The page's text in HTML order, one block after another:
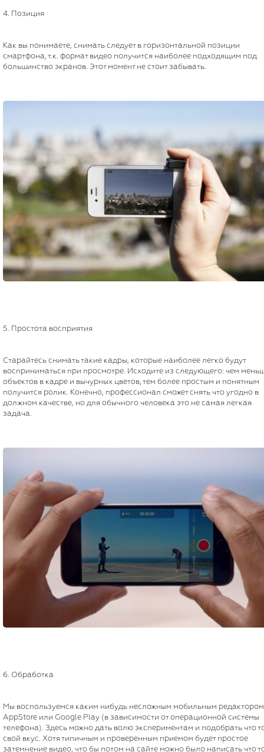
4. Позиция
Как вы понимаете, снимать следует в горизонтальной позиции
смартфона, т.к. формат видео получится наиболее подходящим под
большинство экранов. Этот момент не стоит забывать.
5. Простота восприятия
Старайтесь снимать такие кадры, которые наиболее легко будут
восприниматься при просмотре. Исходите из следующего: чем
объектов в кадре и вычурных цветов, тем более простым и понятным
получится ролик. Конечно, профессионал сможет снять что угодно в
должном качестве, но для обычного человека это не самая легкая
задача.
6. Обработка
Мы воспользуемся каким нибудь несложным мобильным
AppStore или Google Play (в зависимости от операционной системы
телефона). Здесь можно дать волю экспериментам и подобрать что
свой вкус. Хотя типичным и проверенным приемом будет простое
затемнение видео, что бы потом на сайте можно было написать что